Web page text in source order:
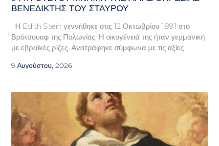
ΒΕΝΕΔΙΚΤΗΣ ΤΟΥ ΣΤΑΥΡΟΥ
Η Edith Stein γεννήθηκε στις 12 Οκτωβρίου 1891 στο
Βρότσουαφ της Πολωνίας. Η οικογένειά της ήταν γερμανική
με εβραϊκές ρίζες. Ανατράφηκε σύμφωνα με τις αξίες
9 Αυγούστου, 2026